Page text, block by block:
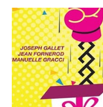
La
comédie
« Dîner
de
famille »
obtiendra
un